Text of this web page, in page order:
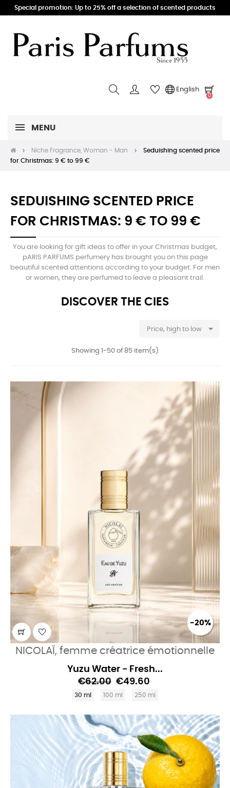
Special promotion: Up to 25% off a selection of scented products
English
0
MENU
Niche Fragrance, Woman - Man
Seduishing scented price
for Christmas: 9 € to 99 €
SEDUISHING SCENTED PRICE
FOR CHRISTMAS: 9 € TO 99 €
You are looking for gift ideas to offer in your Christmas budget,
pARIS PARFUMS perfumery has brought you on this page
beautiful scented attentions according to your budget. For men
or women, they are perfumed to leave a pleasant trail.
DISCOVER THE CIES
Price, high to low 
Showing 1-50 of 85 item(s)
-20%
NICOLAÏ, femme créatrice émotionnelle
Yuzu Water - Fresh...
€62.00 €49.60
30 ml 100 ml 250 ml